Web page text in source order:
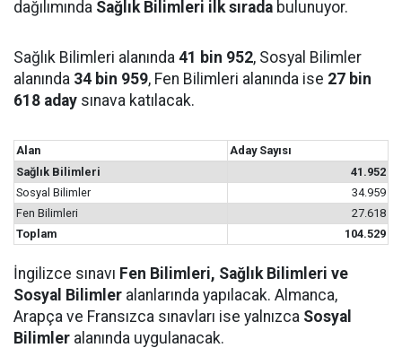
dağılımında Sağlık Bilimleri ilk sırada bulunuyor.
Sağlık Bilimleri alanında 41 bin 952, Sosyal Bilimler
alanında 34 bin 959, Fen Bilimleri alanında ise 27 bin
618 aday sınava katılacak.
Alan
Aday Sayısı
Sağlık Bilimleri
41.952
Sosyal Bilimler
34.959
Fen Bilimleri
27.618
Toplam
104.529
İngilizce sınavı Fen Bilimleri, Sağlık Bilimleri ve
Sosyal Bilimler alanlarında yapılacak. Almanca,
Arapça ve Fransızca sınavları ise yalnızca Sosyal
Bilimler alanında uygulanacak.